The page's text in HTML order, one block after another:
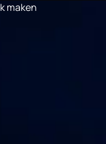
maken